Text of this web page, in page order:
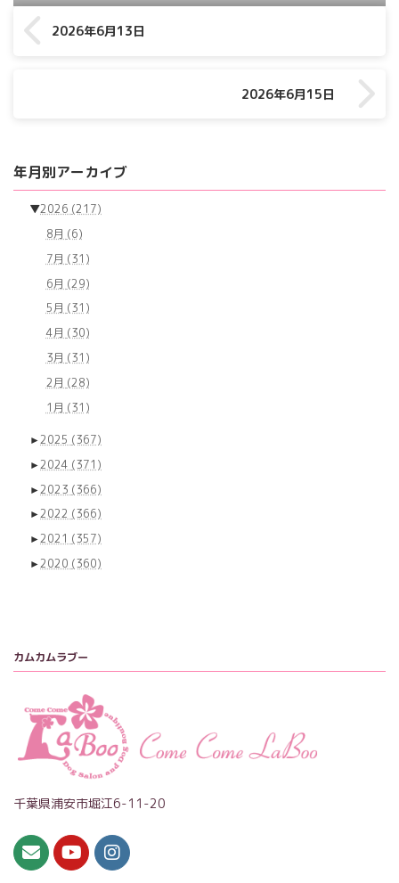
2026年6月13日
2026年6月15日
年月別アーカイブ
▼2026 (217)
8月 (6)
7月 (31)
6月 (29)
5月 (31)
4月 (30)
3月 (31)
2月 (28)
1月 (31)
►2025 (367)
►2024 (371)
►2023 (366)
►2022 (366)
►2021 (357)
►2020 (360)
カムカムラブー
千葉県浦安市堀江6-11-20